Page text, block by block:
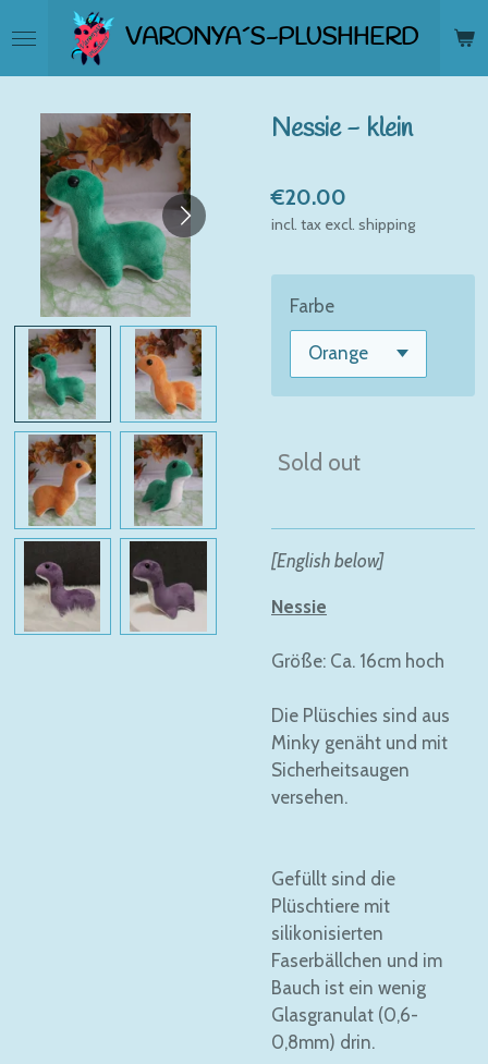
to
main
VARONYA´S-PLUSHHERD
Nessie - klein
€20.00
incl. tax excl. shipping
Farbe
Sold out
[English below]
Nessie
Größe: Ca. 16cm hoch
Die Plüschies sind aus
Minky genäht und mit
Sicherheitsaugen
versehen.
Gefüllt sind die
Plüschtiere mit
silikonisierten
Faserbällchen und im
Bauch ist ein wenig
Glasgranulat (0,6-
0,8mm) drin.